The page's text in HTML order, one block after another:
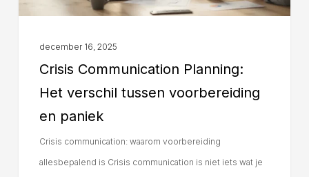
december 16, 2025
Crisis Communication Planning:
Het verschil tussen voorbereiding
en paniek
Crisis communication: waarom voorbereiding
allesbepalend is Crisis communication is niet iets wat je